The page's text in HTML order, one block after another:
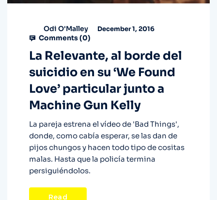
Odi O'Malley December 1, 2016
Comments (0)
La Relevante, al borde del
suicidio en su ‘We Found
Love’ particular junto a
Machine Gun Kelly
La pareja estrena el vídeo de 'Bad Things',
donde, como cabía esperar, se las dan de
pijos chungos y hacen todo tipo de cositas
malas. Hasta que la policía termina
persiguiéndolos.
Read